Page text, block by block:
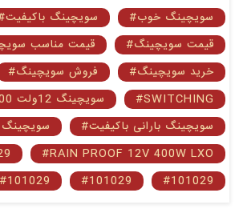
#سویچینگ خوب
#سویچینگ باکیفیت
#قیمت سویچینگ
#قیمت مناسب
#خرید سویچینگ
#فروش سویچینگ
#SWITCHING
#سویچینگ 12ولت 400وات
#سویچینگ بارانی باکیفیت
#RAIN PROOF 12V 400W LXO
#101029
#101029
#101029